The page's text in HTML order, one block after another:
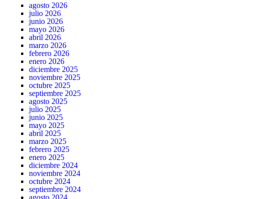
agosto 2026
julio 2026
junio 2026
mayo 2026
abril 2026
marzo 2026
febrero 2026
enero 2026
diciembre 2025
noviembre 2025
octubre 2025
septiembre 2025
agosto 2025
julio 2025
junio 2025
mayo 2025
abril 2025
marzo 2025
febrero 2025
enero 2025
diciembre 2024
noviembre 2024
octubre 2024
septiembre 2024
agosto 2024